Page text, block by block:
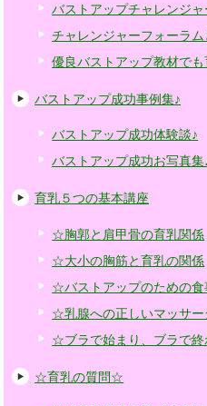
バストアップチャレンジャ
チャレンジャーフォーラム
優良バストアップ教材で
バストアップ成功事例集♪
バストアップ成功体験談♪
バストアップ成功お写真集
育乳５つの基本講座
☆胸郭と肩甲骨の育乳関係
☆大小の胸筋と育乳の関係
☆バストアップのための食
☆乳腺への正しいマッサー
☆ブラで始まり、ブラで終
☆育乳の質問☆